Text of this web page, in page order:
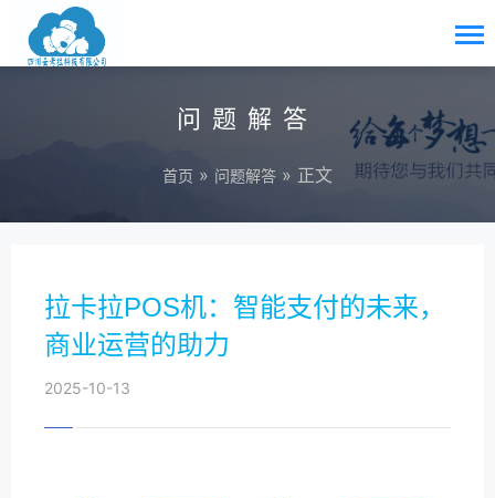
问题解答
首页 » 问题解答 » 正文
拉卡拉POS机：智能支付的未来，
商业运营的助力
2025-10-13